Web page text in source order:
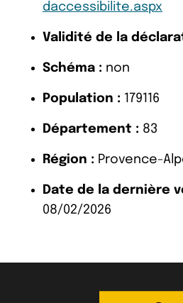
daccessibilite.aspx
Validité de la
Schéma : non
Population : 179116
Département : 83
Région : Provence-
Date de la dernière
08/02/2026